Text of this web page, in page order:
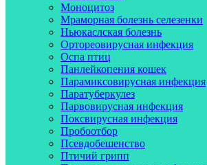
Моноцитоз
Мраморная болезнь селезенки
Ньюкаслская болезнь
Ортореовирусная инфекция
Оспа птиц
Панлейкопения кошек
Парамиксовирусная инфекция
Паратуберкулез
Парвовирусная инфекция
Поксвирусная инфекция
Пробоотбор
Псевдобешенство
Птичий грипп